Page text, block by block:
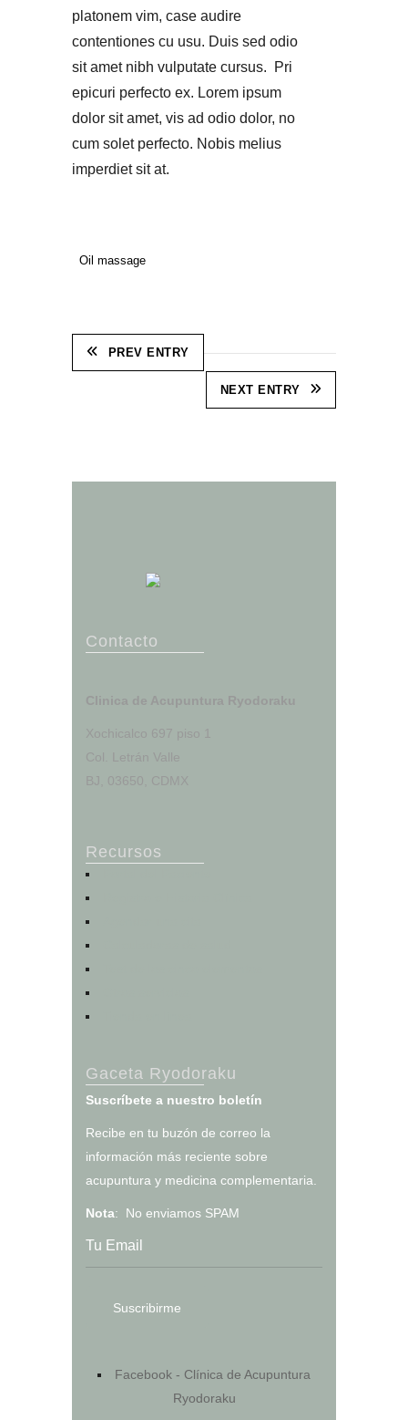
platonem vim, case audire
contentiones cu usu. Duis sed odio
sit amet nibh vulputate cursus. Pri
epicuri perfecto ex. Lorem ipsum
dolor sit amet, vis ad odio dolor, no
cum solet perfecto. Nobis melius
imperdiet sit at.
Oil massage
PREV ENTRY
NEXT ENTRY
Contacto
Clinica de Acupuntura Ryodoraku
Xochicalco 697 piso 1
Col. Letrán Valle
BJ, 03650, CDMX
Recursos
Gaceta Ryodoraku
Suscríbete a nuestro boletín
Recibe en tu buzón de correo la
información más reciente sobre
acupuntura y medicina complementaria.
Nota: No enviamos SPAM
Facebook - Clínica de Acupuntura
Ryodoraku